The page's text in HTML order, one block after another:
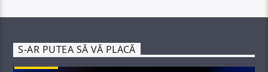
S-AR PUTEA SĂ VĂ PLACĂ